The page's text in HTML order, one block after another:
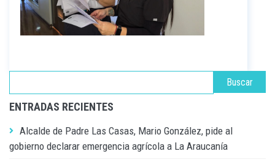
ENTRADAS RECIENTES
Alcalde de Padre Las Casas, Mario González, pide al
gobierno declarar emergencia agrícola a La Araucanía